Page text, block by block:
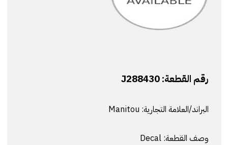
رقم القطعة:J288430
البراند/العلامة التجارية:
وصف القطعة: Decal